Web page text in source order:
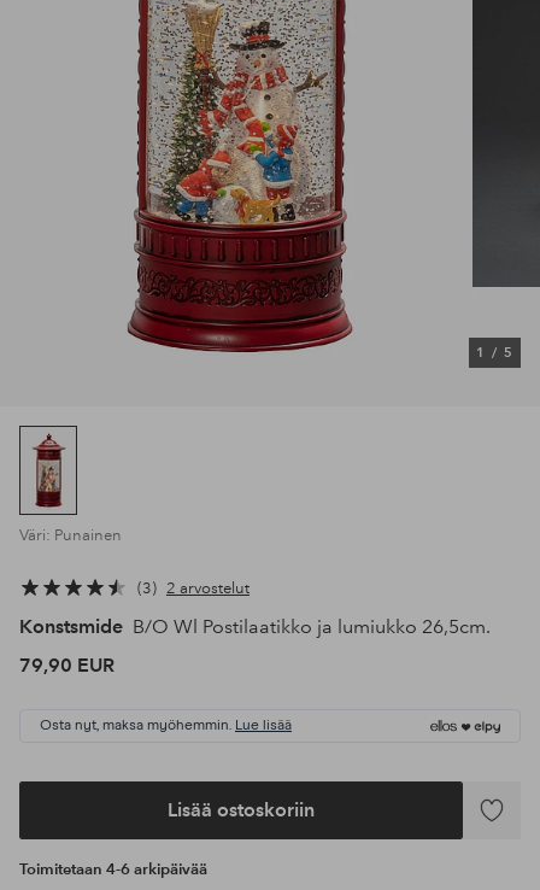
1 / 5
Väri: Punainen
3 2 arvostelut
Konstsmide B/O Wl Postilaatikko ja lumiukko 26,5cm.
79,90 EUR
Osta nyt, maksa myöhemmin. Lue lisää
Lisää ostoskoriin
Lisää
Toimitetaan 4-6 arkipäivää